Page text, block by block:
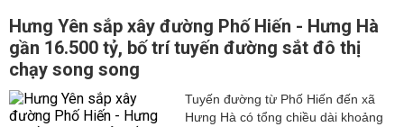
Hưng Yên sắp xây đường Phố Hiến - Hưng Hà
gần 16.500 tỷ, bố trí tuyến đường sắt đô thị
chạy song song
Tuyến đường từ Phố Hiến đến xã
Hưng Hà có tổng chiều dài khoảng